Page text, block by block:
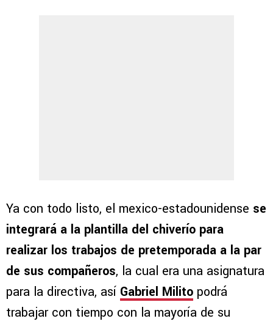
Ya con todo listo, el mexico-estadounidense se
integrará a la plantilla del chiverío para
realizar los trabajos de pretemporada a la par
de sus compañeros, la cual era una asignatura
para la directiva, así Gabriel Milito podrá
trabajar con tiempo con la mayoría de su